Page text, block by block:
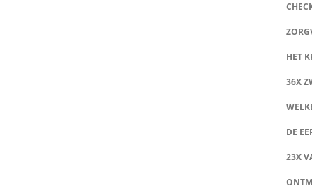
HET
36X
DE
23X